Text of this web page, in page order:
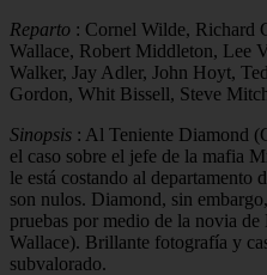
Reparto : Cornel Wilde, Richard
Wallace, Robert Middleton, Lee
Walker, Jay Adler, John Hoyt,
Gordon, Whit Bissell, Steve
Sinopsis : Al Teniente Diamond
el caso sobre el jefe de la mafia
le está costando al departamento
son nulos. Diamond, sin
pruebas por medio de la novia
Wallace). Brillante fotografía y
subvalorado.